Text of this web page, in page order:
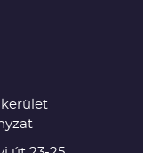
kerület